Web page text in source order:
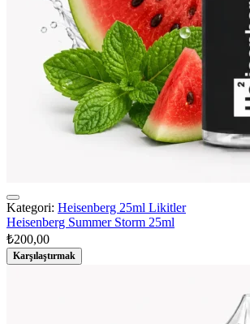
Kategori: Heisenberg 25ml Likitler
Heisenberg Summer Storm 25ml
₺200,00
Karşılaştırmak